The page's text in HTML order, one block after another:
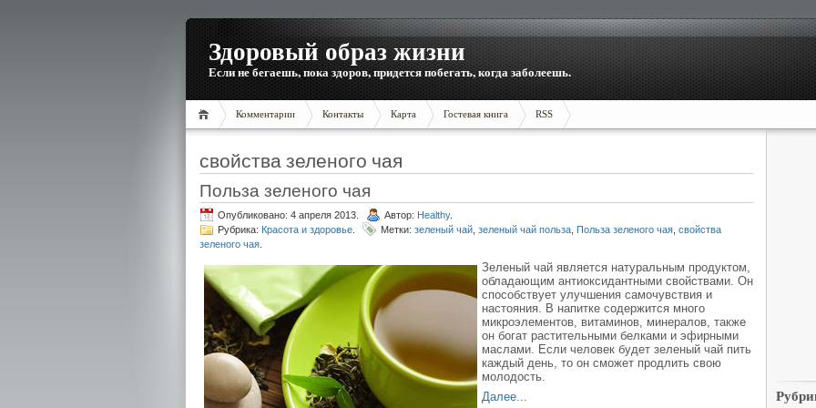
Здоровый образ жизни
Если не бегаешь, пока здоров, придется побегать, когда заболеешь.
Комментарии Контакты Карта Гостевая книга RSS
свойства зеленого чая
Польза зеленого чая
Опубликовано: 4 апреля 2013. Автор: Healthy.
Рубрика: Красота и здоровье Метки: зеленый чай зеленый чай польза Польза зеленого чая свойства
зеленого чая
Зеленый чай является натуральным продуктом,
обладающим антиоксидантными свойствами. Он
способствует улучшения самочувствия и
настояния. В напитке содержится много
микроэлементов, витаминов, минералов, также
он богат растительными белками и эфирными
маслами. Если человек будет зеленый чай пить
каждый день, то он сможет продлить свою
молодость.
Далее...